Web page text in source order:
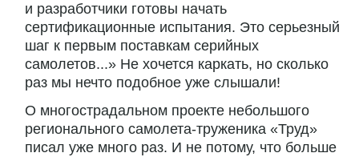
и разработчики готовы начать
сертификационные испытания. Это серьезный
шаг к первым поставкам серийных
самолетов...» Не хочется каркать, но сколько
раз мы нечто подобное уже слышали!
О многострадальном проекте небольшого
регионального самолета-труженика «Труд»
писал уже много раз. И не потому, что больше